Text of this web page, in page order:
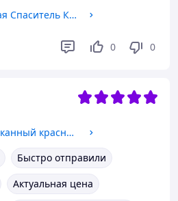
Иконы пара венчальная Спаситель Казанская в деревянном белом киоте под стеклом 19*21 см 2940101золот
0 0
Украинський рушник тканный красный Дубок 90 см
Быстро отправили
Актуальная цена